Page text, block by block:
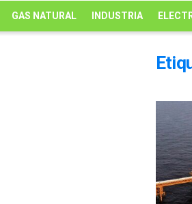
GAS NATURAL INDUSTRIA